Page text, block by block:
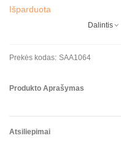
Išparduota
Dalintis
Prekės kodas: SAA1064
Produkto Aprašymas
Atsiliepimai